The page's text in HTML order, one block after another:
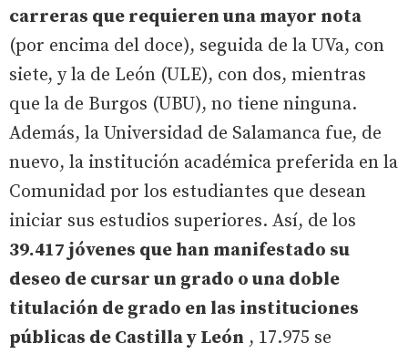
carreras que requieren una mayor nota
(por encima del doce), seguida de la UVa, con
siete, y la de León (ULE), con dos, mientras
que la de Burgos (UBU), no tiene ninguna.
Además, la Universidad de Salamanca fue, de
nuevo, la institución académica preferida en la
Comunidad por los estudiantes que desean
iniciar sus estudios superiores. Así, de los
39.417 jóvenes que han manifestado su
deseo de cursar un grado o una doble
titulación de grado en las instituciones
públicas de Castilla y León , 17.975 se